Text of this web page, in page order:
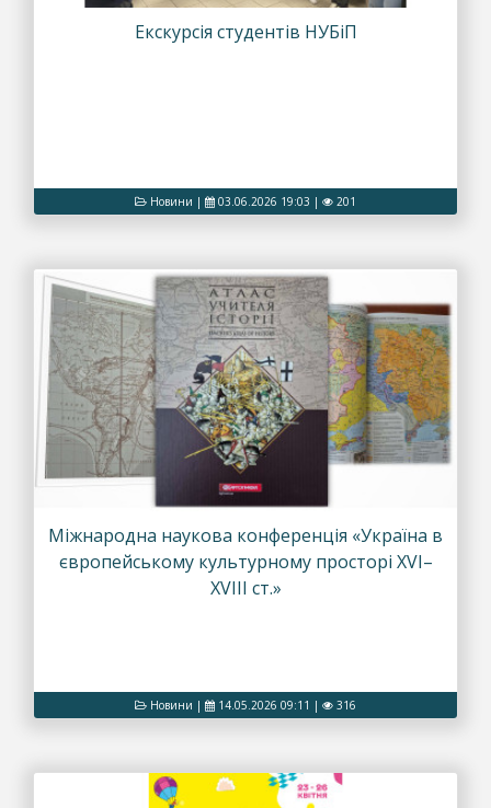
Екскурсія студентів НУБіП
Новини | 03.06.2026 19:03 | 201
Міжнародна наукова конференція «Україна в
європейському культурному просторі XVI–
XVIII ст.»
Новини | 14.05.2026 09:11 | 316